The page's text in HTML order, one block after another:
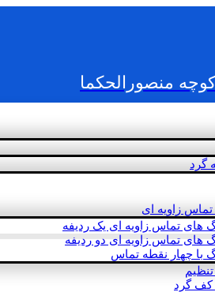
منصورالحکما
گرد
تماس زاویه ای
های تماس زاویه ای یک ردیفه
های تماس زاویه ای دو ردیفه
با چهار نقطه تماس
کف گرد